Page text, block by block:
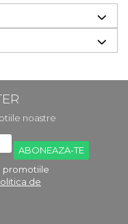
noastre
promotiile
de